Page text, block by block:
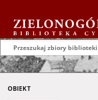
OBIEKT